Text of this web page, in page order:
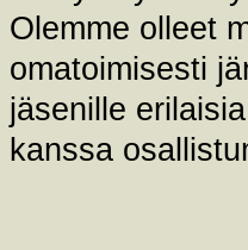
Olemme olleet
omatoimisesti
jäsenille
kanssa